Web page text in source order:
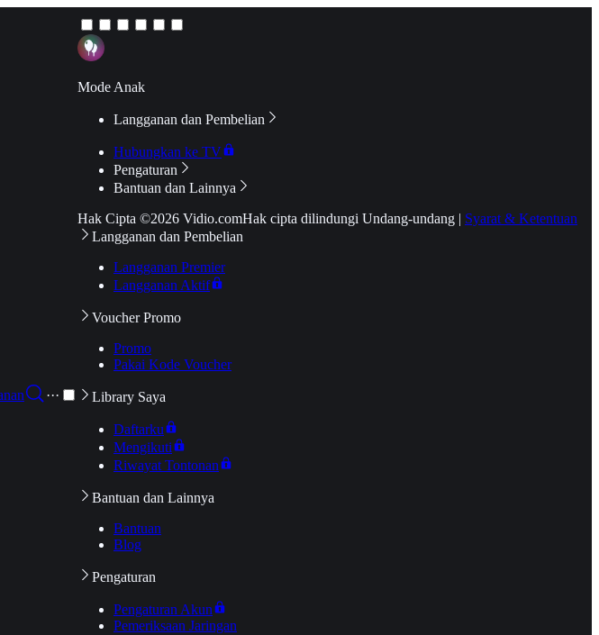
···
Mode Anak
Langganan dan Pembelian
Hubungkan ke TV
Pengaturan
Bantuan dan Lainnya
Hak Cipta ©2026 Vidio.comHak cipta dilindungi Undang-undang | Syarat & Ketentuan
Langganan dan Pembelian
Langganan Premier
Langganan Aktif
Voucher Promo
Promo
Pakai Kode Voucher
Library Saya
Daftarku
Mengikuti
Riwayat Tontonan
Bantuan dan Lainnya
Bantuan
Blog
Pengaturan
Pengaturan Akun
Pemeriksaan Jaringan